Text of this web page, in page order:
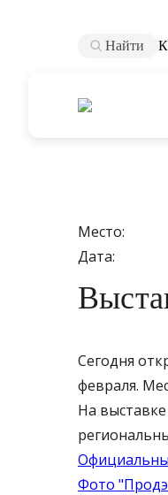
Найти
Место:
Дата:
Сегодня
февраля.
На
Фото